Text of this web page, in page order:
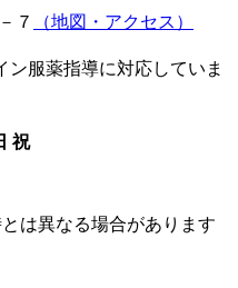
７
（地図・アクセス）
ン服薬指導に対応していま
祝
は異なる場合があります